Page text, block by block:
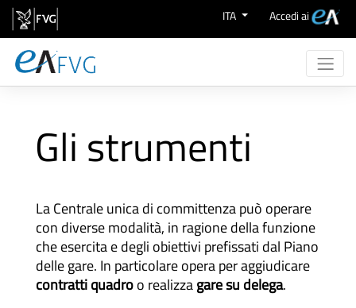
Zum Inhalt wechseln ITA Accedi ai
eProcurement
Supporto
Aree Merceologiche
Gli strumenti
La Centrale unica di committenza può operare
con diverse modalità, in ragione della funzione
che esercita e degli obiettivi prefissati dal Piano
delle gare. In particolare opera per aggiudicare
contratti quadroo realizzagare su delega.